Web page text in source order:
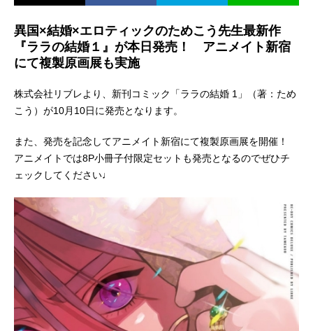
異国×結婚×エロティックのためこう先生最新作
『ララの結婚１』が本日発売！ アニメイト新宿
にて複製原画展も実施
株式会社リブレより、新刊コミック「ララの結婚 1」（著：ため
こう）が10月10日に発売となります。
また、発売を記念してアニメイト新宿にて複製原画展を開催！
アニメイトでは8P小冊子付限定セットも発売となるのでぜひチ
ェックしてください♩